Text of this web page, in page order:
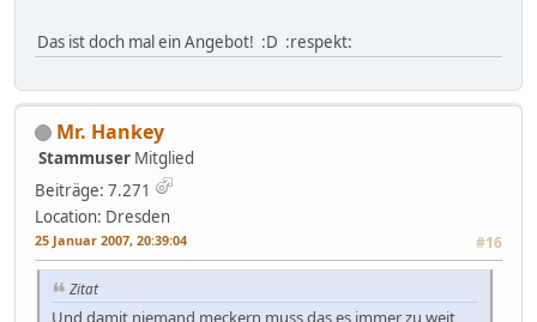
Das ist doch mal ein Angebot! :D :respekt:
Mr. Hankey
Stammuser Mitglied
Beiträge: 7.271
Location: Dresden
25 Januar 2007, 20:39:04 #16
Zitat
Und damit niemand meckern muss das es immer zu weit